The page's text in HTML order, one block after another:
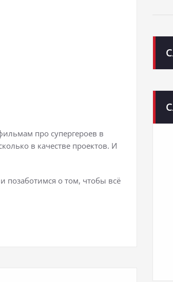
про супергероев в
в качестве проектов. И
позаботимся о том, чтобы всё